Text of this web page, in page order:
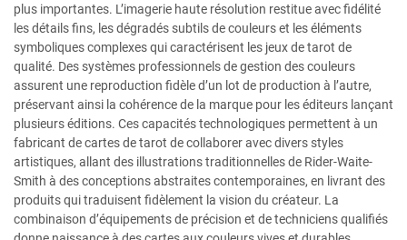
plus importantes. L’imagerie haute résolution restitue avec fidélité
les détails fins, les dégradés subtils de couleurs et les éléments
symboliques complexes qui caractérisent les jeux de tarot de
qualité. Des systèmes professionnels de gestion des couleurs
assurent une reproduction fidèle d’un lot de production à l’autre,
préservant ainsi la cohérence de la marque pour les éditeurs lançant
plusieurs éditions. Ces capacités technologiques permettent à un
fabricant de cartes de tarot de collaborer avec divers styles
artistiques, allant des illustrations traditionnelles de Rider-Waite-
Smith à des conceptions abstraites contemporaines, en livrant des
produits qui traduisent fidèlement la vision du créateur. La
combinaison d’équipements de précision et de techniciens qualifiés